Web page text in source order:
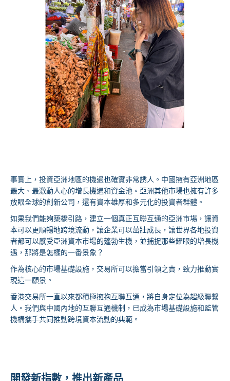
事實上，投資亞洲地區的機遇也確實非常誘人。中國擁有亞洲地區
最大、最激動人心的增長機遇和資金池。亞洲其他市場也擁有許多
放眼全球的創新公司，還有資本雄厚和多元化的投資者群體。
如果我們能夠築橋引路，建立一個真正互聯互通的亞洲市場，讓資
本可以更順暢地跨境流動，讓企業可以茁壯成長，讓世界各地投資
者都可以感受亞洲資本市場的蓬勃生機，並捕捉那些耀眼的增長機
遇，那將是怎樣的一番景象？
作為核心的市場基礎設施，交易所可以擔當引領之責，致力推動實
現這一願景。
香港交易所一直以來都積極擁抱互聯互通，將自身定位為超級聯繫
人。我們與中國內地的互聯互通機制，已成為市場基礎設施和監管
機構攜手共同推動跨境資本流動的典範。